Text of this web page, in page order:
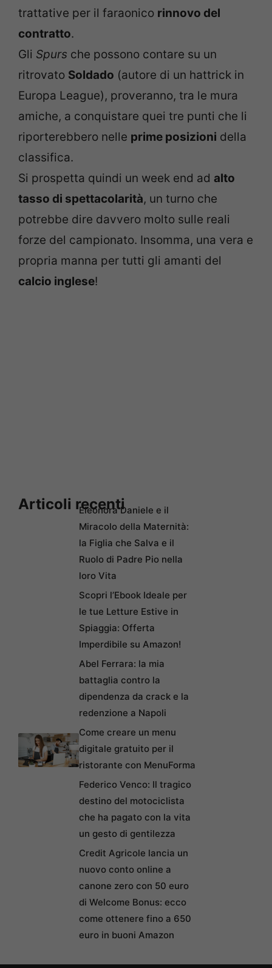
trattative per il faraonico rinnovo del
contratto.
Gli Spurs che possono contare su un
ritrovato Soldado (autore di un hattrick in
Europa League), proveranno, tra le mura
amiche, a conquistare quei tre punti che li
riporterebbero nelle prime posizioni della
classifica.
Si prospetta quindi un week end ad alto
tasso di spettacolarità, un turno che
potrebbe dire davvero molto sulle reali
forze del campionato. Insomma, una vera e
propria manna per tutti gli amanti del
calcio inglese!
Articoli recentiEleonora Daniele e il
Miracolo della Maternità:
la Figlia che Salva e il
Ruolo di Padre Pio nella
loro Vita
Scopri l’Ebook Ideale per
le tue Letture Estive in
Spiaggia: Offerta
Imperdibile su Amazon!
Abel Ferrara: la mia
battaglia contro la
dipendenza da crack e la
redenzione a Napoli
Come creare un menu
digitale gratuito per il
ristorante con MenuForma
Federico Venco: Il tragico
destino del motociclista
che ha pagato con la vita
un gesto di gentilezza
Credit Agricole lancia un
nuovo conto online a
canone zero con 50 euro
di Welcome Bonus: ecco
come ottenere fino a 650
euro in buoni Amazon